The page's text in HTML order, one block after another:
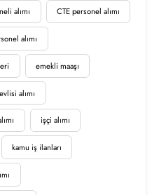
alımı CTE personel alımı
alımı
emekli maaşı
alımı
işçi alımı
kamu iş ilanları